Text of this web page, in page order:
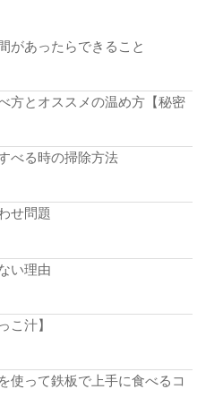
あったらできること
方とオススメの温め方【秘密
べる時の掃除方法
せ問題
い理由
こ汁】
使って鉄板で上手に食べるコ